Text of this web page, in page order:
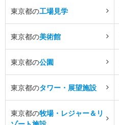
東京都の工場見学
東京都の美術館
東京都の公園
東京都のタワー・展望施設
東京都の牧場・レジャー＆リ